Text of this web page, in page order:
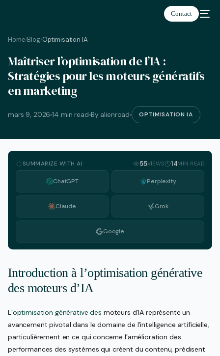
Contact
Home/Blog/Optimisation IA
Maîtriser l’optimisation de l’IA :
Stratégies pour les moteurs génératifs
en marketing
mars 9, 2026 14 min read By alienroad OPTIMISATION IA
SUMMARIZE WITH AI 55VIEWS 14MIN READ
ChatGPT Perplexity
Claude Grok
Google
Introduction à l’optimisation générative
des moteurs d’IA
L’optimisation générative des moteurs d’IA représente un
avancement pivotal dans le domaine de l’intelligence artificielle,
particulièrement en ce qui concerne l’amélioration des
performances des systèmes qui créent du contenu, prédisent
Français